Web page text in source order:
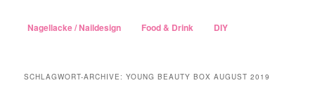
Nagellacke / Naildesign Food & Drink DIY
SCHLAGWORT-ARCHIVE:YOUNG BEAUTY BOX AUGUST 2019